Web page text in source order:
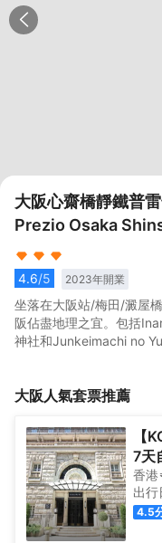
大阪心齋橋靜鐵普
Prezio Osaka
4.6/5 2023年開業
坐落在大阪站/梅田/澱屋
阪佔盡地理之宜。包括
神社和Junkeimachi no
旅客在該地區遊覽會很
需求的同時又能增添家的
小時熱水和吹風機的浴
以在閒暇時間去酒店的休
過多國語言工作人員瞭解
坐落在大阪站/梅田/澱屋
神社和Junkeimachi no
的考慮和安排，包括房內
需求的同時又能增添家的
水壺和瓶裝水，以滿足您
小時熱水和吹風機的浴
以在閒暇時間去酒店的休
過多國語言工作人員瞭
大阪人氣套票推薦
【
7天
香港
出行
4.5